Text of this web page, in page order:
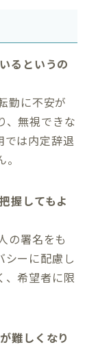
るというの
勤に不安が
、無視できな
では内定辞退
握してもよ
の署名をも
シーに配慮し
、希望者に限
難しくなり